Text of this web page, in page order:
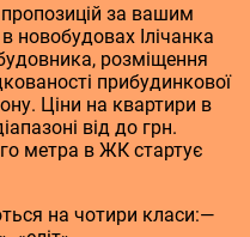
за вашим
новобудовах Ілічанка
розміщення
прибудинкової
Ціни на квартири в
від до грн.
метра в ЖК стартує
на чотири класи:—